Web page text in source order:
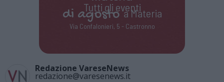
Tutti gli eventi
di agostoa Materia
Via Confalonieri, 5 - Castronno
Redazione VareseNews
redazione@varesenews.it